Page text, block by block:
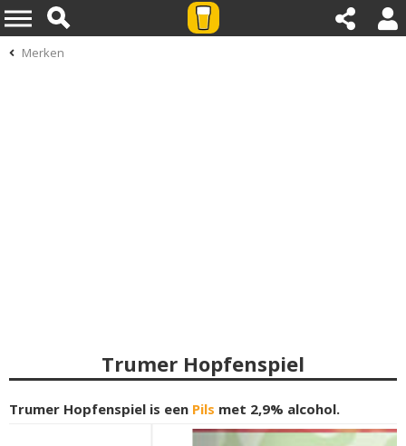
Merken
Trumer Hopfenspiel
Trumer Hopfenspiel is een Pils met 2,9% alcohol.